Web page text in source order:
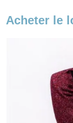
Acheter le